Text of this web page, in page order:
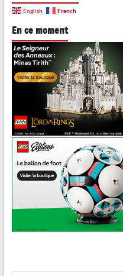
English French
En ce moment